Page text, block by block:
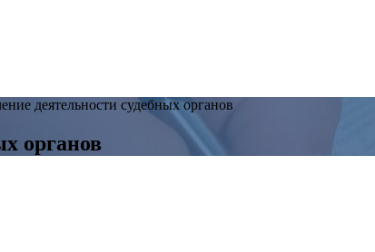
деятельности судебных органов
органов